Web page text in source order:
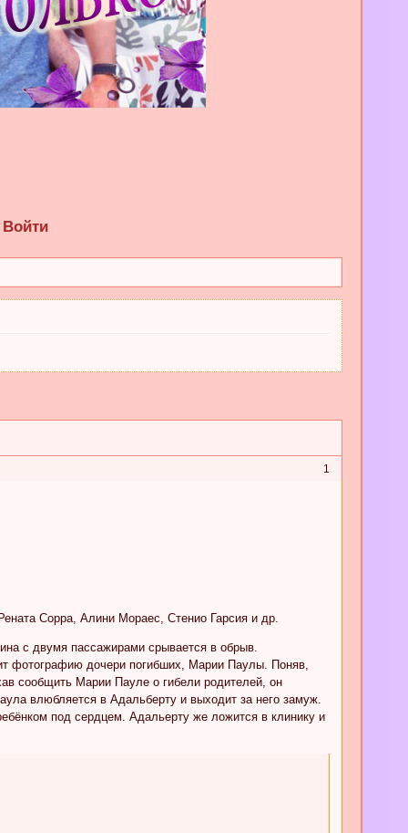
Войти
1
Сорра, Алини Мораес, Стенио Гарсия и др.
с двумя пассажирами срывается в обрыв.
фотографию дочери погибших, Марии Паулы. Поняв,
сообщить Марии Пауле о гибели родителей, он
влюбляется в Адальберту и выходит за него замуж.
под сердцем. Адальерту же ложится в клинику и